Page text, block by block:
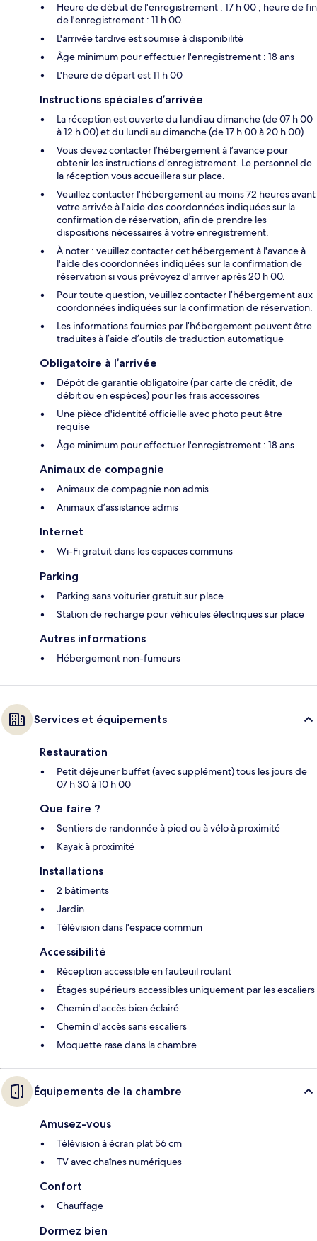
Heure de début de l'enregistrement : 17 h 00 ; heure de fin
de l'enregistrement : 11 h 00.
L'arrivée tardive est soumise à disponibilité
Âge minimum pour effectuer l'enregistrement : 18 ans
L'heure de départ est 11 h 00
Instructions spéciales d’arrivée
La réception est ouverte du lundi au dimanche (de 07 h 00
à 12 h 00) et du lundi au dimanche (de 17 h 00 à 20 h 00)
Vous devez contacter l’hébergement à l’avance pour
obtenir les instructions d’enregistrement. Le personnel de
la réception vous accueillera sur place.
Veuillez contacter l'hébergement au moins 72 heures avant
votre arrivée à l'aide des coordonnées indiquées sur la
confirmation de réservation, afin de prendre les
dispositions nécessaires à votre enregistrement.
À noter : veuillez contacter cet hébergement à l'avance à
l'aide des coordonnées indiquées sur la confirmation de
réservation si vous prévoyez d'arriver après 20 h 00.
Pour toute question, veuillez contacter l’hébergement aux
coordonnées indiquées sur la confirmation de réservation.
Les informations fournies par l’hébergement peuvent être
traduites à l’aide d’outils de traduction automatique
Obligatoire à l’arrivée
Dépôt de garantie obligatoire (par carte de crédit, de
débit ou en espèces) pour les frais accessoires
Une pièce d'identité officielle avec photo peut être
requise
Âge minimum pour effectuer l'enregistrement : 18 ans
Animaux de compagnie
Animaux de compagnie non admis
Animaux d’assistance admis
Internet
Wi-Fi gratuit dans les espaces communs
Parking
Parking sans voiturier gratuit sur place
Station de recharge pour véhicules électriques sur place
Autres informations
Hébergement non-fumeurs
Services et équipements
Restauration
Petit déjeuner buffet (avec supplément) tous les jours de
07 h 30 à 10 h 00
Que faire ?
Sentiers de randonnée à pied ou à vélo à proximité
Kayak à proximité
Installations
2 bâtiments
Jardin
Télévision dans l'espace commun
Accessibilité
Réception accessible en fauteuil roulant
Étages supérieurs accessibles uniquement par les escaliers
Chemin d'accès bien éclairé
Chemin d'accès sans escaliers
Moquette rase dans la chambre
Équipements de la chambre
Amusez-vous
Télévision à écran plat 56 cm
TV avec chaînes numériques
Confort
Chauffage
Dormez bien